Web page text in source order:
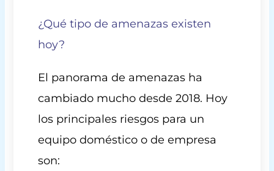
¿Qué tipo de amenazas existen
hoy?
El panorama de amenazas ha
cambiado mucho desde 2018. Hoy
los principales riesgos para un
equipo doméstico o de empresa
son: